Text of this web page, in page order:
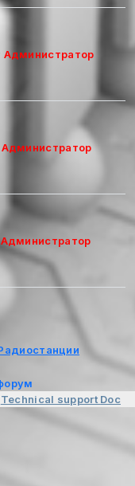
Администратор
Администратор
Администратор
Technical support Doc